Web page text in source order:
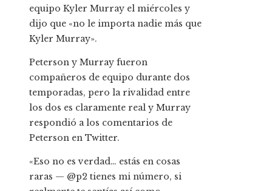
equipo Kyler Murray el miércoles y
dijo que «no le importa nadie más que
Kyler Murray».
Peterson y Murray fueron
compañeros de equipo durante dos
temporadas, pero la rivalidad entre
los dos es claramente real y Murray
respondió a los comentarios de
Peterson en Twitter.
«Eso no es verdad… estás en cosas
raras — @p2 tienes mi número, si